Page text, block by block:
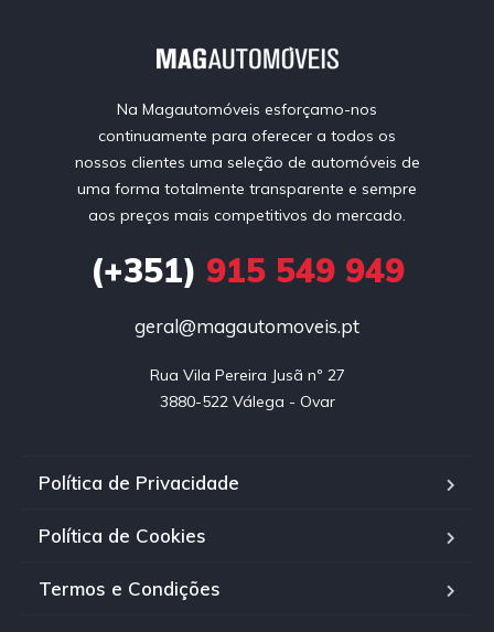
Na Magautomóveis esforçamo-nos
continuamente para oferecer a todos os
nossos clientes uma seleção de automóveis de
uma forma totalmente transparente e sempre
aos preços mais competitivos do mercado.
(+351) 915 549 949
geral@magautomoveis.pt
Rua Vila Pereira Jusã nº 27
3880-522 Válega - Ovar
Política de Privacidade
Política de Cookies
Termos e Condições